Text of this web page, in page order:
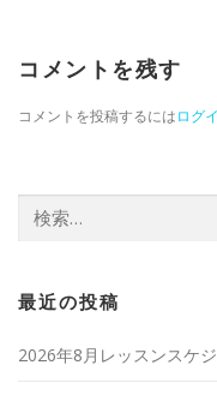
コメントを残す
コメントを投稿するにはログ
検索:
最近の投稿
2026年8月レッスンスケ